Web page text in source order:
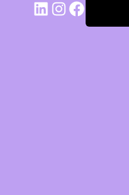
LinkedIn
Instagram